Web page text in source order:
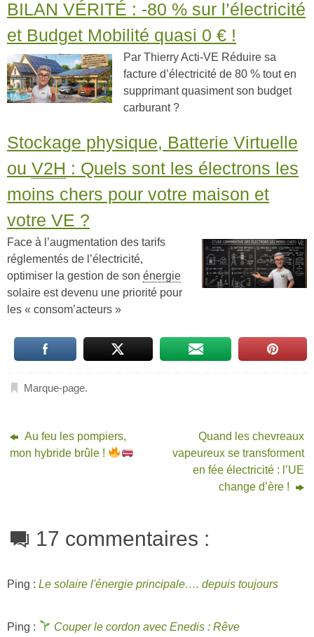
BILAN VÉRITÉ : -80 % sur l’électricité
et Budget Mobilité quasi 0 € !
Par Thierry Acti-VE Réduire sa
facture d’électricité de 80 % tout en
supprimant quasiment son budget
carburant ?
Stockage physique, Batterie Virtuelle
ou V2H : Quels sont les électrons les
moins chers pour votre maison et
votre VE ?
Face à l’augmentation des tarifs
réglementés de l’électricité,
optimiser la gestion de son énergie
solaire est devenu une priorité pour
les « consom’acteurs »
Marque-page.
Au feu les pompiers,
mon hybride brûle !
Quand les chevreaux
vapeureux se transforment
en fée électricité : l’UE
change d’ère !
17 commentaires :
Ping : Le solaire l'énergie principale…. depuis toujours
Ping :
Couper le cordon avec Enedis : Rêve